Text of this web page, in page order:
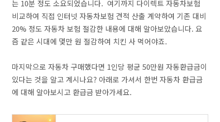
는 10분 정도 소요되었습니다. 여기까지 다이렉트 자동차보험
비교하여 직접 인터넷 자동차보험 견적 산출 계약하여 기존 대비
20% 정도 자동차 보험 절감한 내용에 대해 알아보았습니다. 요
즘 같은 시대에 몇만 원 절감하여 치킨 사 먹어야죠.
마지막으로 자동차 구매했다면 1인당 평균 50만원 자동환급금이
있다는 것을 알고 계시나요? 아래로 가셔서 한번 자동차 환급금
에 대해 알아보시고 환급금 받아가세요.